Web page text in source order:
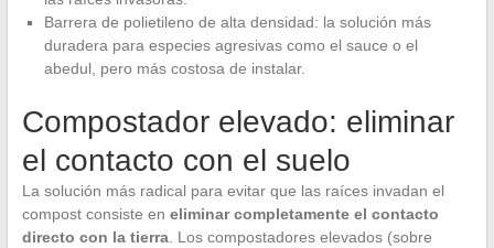
Barrera de polietileno de alta densidad: la solución más
duradera para especies agresivas como el sauce o el
abedul, pero más costosa de instalar.
Compostador elevado: eliminar
el contacto con el suelo
La solución más radical para evitar que las raíces invadan el
compost consiste en eliminar completamente el contacto
directo con la tierra. Los compostadores elevados (sobre